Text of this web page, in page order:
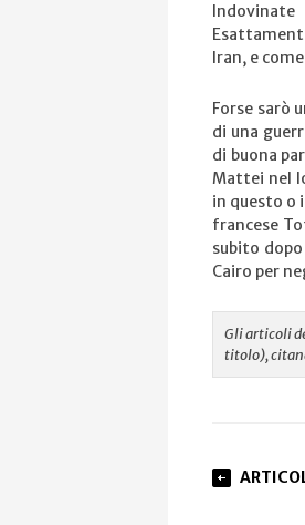
Iran, e
Forse sarò
di una
di buona
Mattei nel
in questo o
francese
subito
Cairo per
Gli articoli
titolo),